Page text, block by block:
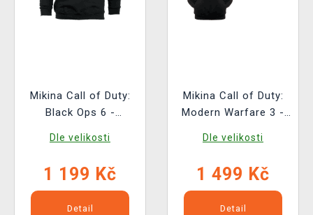
Mikina Call of Duty:
Black Ops 6 -
Dle velikosti
1 199 Kč
Detail
Mikina Call of Duty:
Modern Warfare 3 -
Dle velikosti
1 499 Kč
Detail